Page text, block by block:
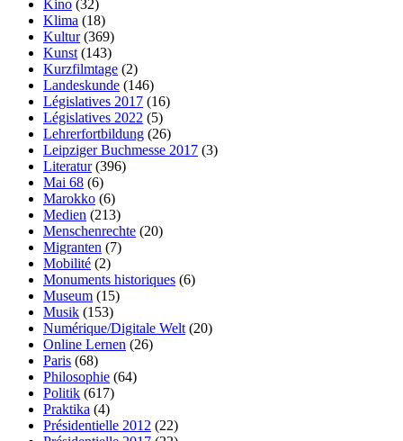
Kino (32)
Klima (18)
Kultur(369)
Kunst (143)
Kurzfilmtage (2)
Landeskunde (146)
Législatives 2017 (16)
Législatives 2022 (5)
Lehrerfortbildung (26)
Leipziger Buchmesse 2017 (3)
Literatur(396)
Mai 68 (6)
Marokko (6)
Medien (213)
Menschenrechte (20)
Migranten (7)
Mobilité (2)
Monuments historiques (6)
Museum (15)
Musik (153)
Numérique/Digitale Welt (20)
Online Lernen (26)
Paris (68)
Philosophie (64)
Politik (617)
Praktika (4)
Présidentielle 2012 (22)